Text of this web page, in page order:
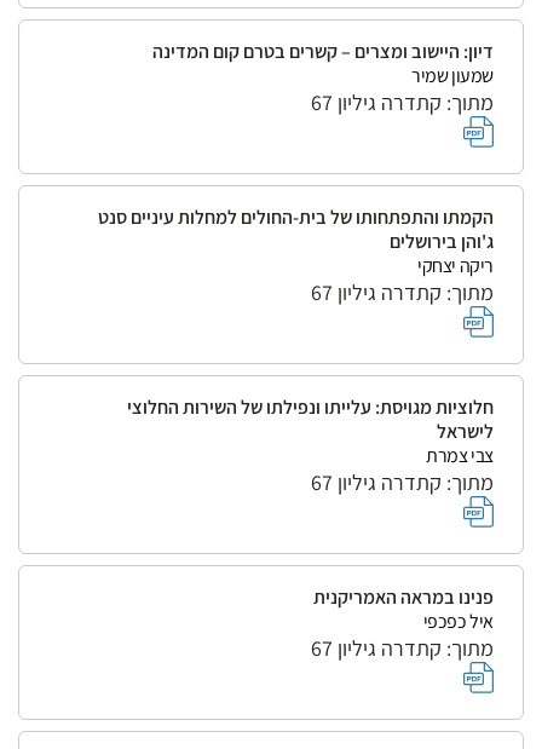
דיון: היישוב ומצרים – קשרים בטרם קום המדינה
שמעון שמיר
מתוך: קתדרה גיליון 67
הקמתו והתפתחותו של בית-החולים למחלות עיניים סנט
ג'והן בירושלים
ריקה יצחקי
מתוך: קתדרה גיליון 67
חלוציות מגויסת: עלייתו ונפילתו של השירות החלוצי
לישראל
צבי צמרת
מתוך: קתדרה גיליון 67
פנינו במראה האמריקנית
איל כפכפי
מתוך: קתדרה גיליון 67